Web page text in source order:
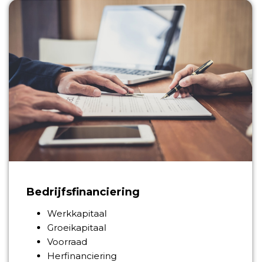
Bedrijfsfinanciering
Werkkapitaal
Groeikapitaal
Voorraad
Herfinanciering